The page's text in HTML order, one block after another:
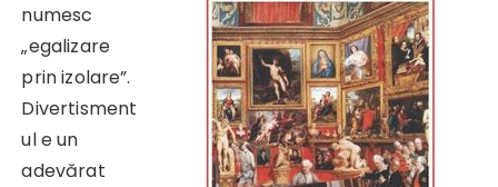
numesc
„egalizare
prin izolare”.
Divertisment
ul e un
adevărat